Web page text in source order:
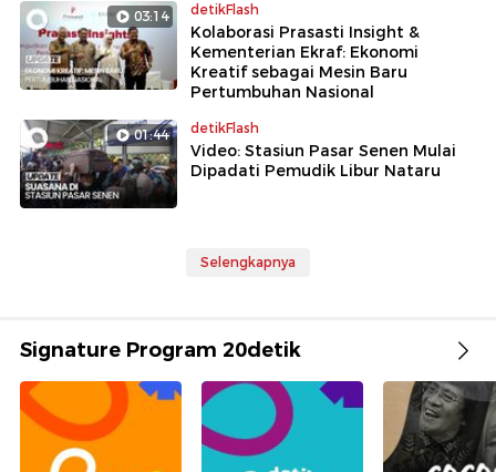
03:14 detikFlash
Kolaborasi Prasasti Insight &
Kementerian Ekraf: Ekonomi
Kreatif sebagai Mesin Baru
Pertumbuhan Nasional
01:44 detikFlash
Video: Stasiun Pasar Senen Mulai
Dipadati Pemudik Libur Nataru
Selengkapnya
Signature Program 20detik